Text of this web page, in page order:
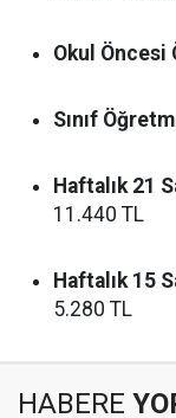
Okul Öncesi
Sınıf
Haftalık 21
11.440 TL
Haftalık 15
5.280 TL
HABERE